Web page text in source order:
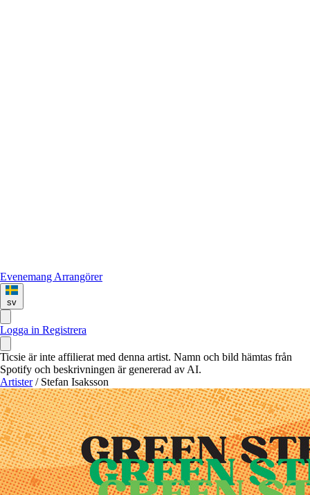
Evenemang Arrangörer
sv
Logga in Registrera
Ticsie är inte affilierat med denna artist. Namn och bild hämtas från
Spotify och beskrivningen är genererad av AI.
Artister / Stefan Isaksson